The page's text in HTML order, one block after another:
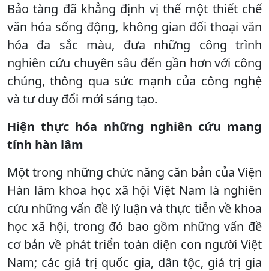
Bảo tàng đã khẳng định vị thế một thiết chế
văn hóa sống động, không gian đối thoại văn
hóa đa sắc màu, đưa những công trình
nghiên cứu chuyên sâu đến gần hơn với công
chúng, thông qua sức mạnh của công nghệ
và tư duy đổi mới sáng tạo.
Hiện thực hóa những nghiên cứu mang
tính hàn lâm
Một trong những chức năng căn bản của Viện
Hàn lâm khoa học xã hội Việt Nam là nghiên
cứu những vấn đề lý luận và thực tiễn về khoa
học xã hội, trong đó bao gồm những vấn đề
cơ bản về phát triển toàn diện con người Việt
Nam; các giá trị quốc gia, dân tộc, giá trị gia